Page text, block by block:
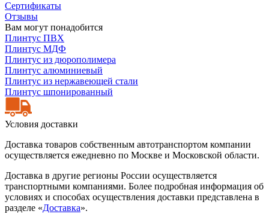
Сертификаты
Отзывы
Вам могут понадобится
Плинтус ПВХ
Плинтус МДФ
Плинтус из дюрополимера
Плинтус алюминиевый
Плинтус из нержавеющей стали
Плинтус шпонированный
Условия доставки
Доставка товаров собственным автотранспортом компании
осуществляется ежедневно по Москве и Московской области.
Доставка в другие регионы России осуществляется
транспортными компаниями. Более подробная информация об
условиях и способах осуществления доставки представлена в
разделе «Доставка».